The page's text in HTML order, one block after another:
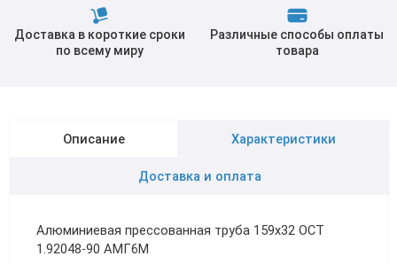
Доставка в короткие сроки
по всему миру
Различные способы оплаты
товара
Описание Характеристики
Доставка и оплата
Алюминиевая прессованная труба 159х32 ОСТ
1.92048-90 АМГ6М